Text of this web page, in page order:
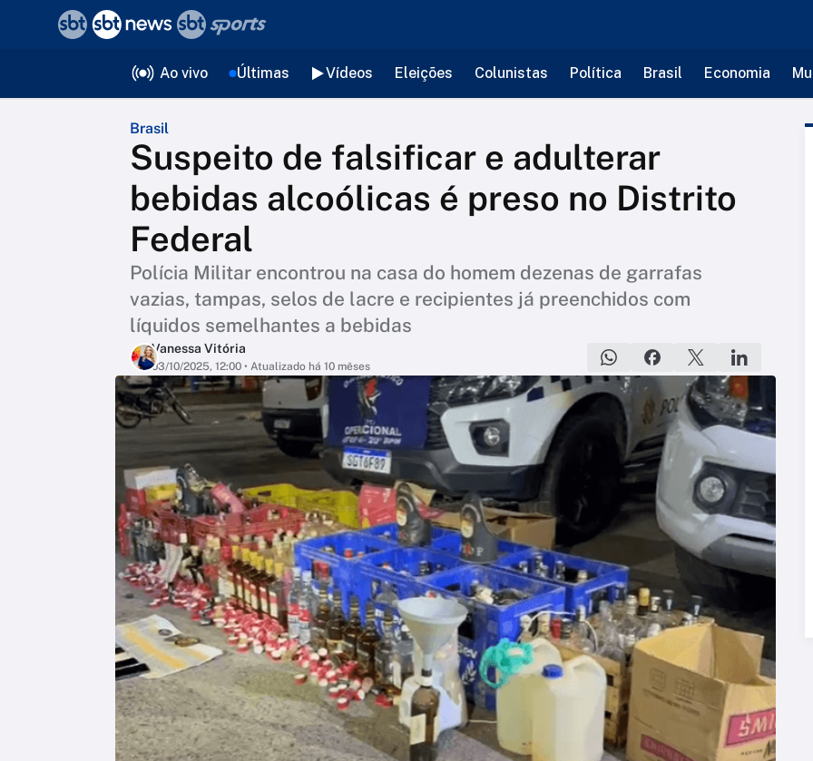
Ao vivo Últimas Vídeos Eleições Colunistas Política Brasil Economia
Brasil
Suspeito de falsificar e adulterar
bebidas alcoólicas é preso no Distrito
Federal
Polícia Militar encontrou na casa do homem dezenas de garrafas
vazias, tampas, selos de lacre e recipientes já preenchidos com
líquidos semelhantes a bebidas
Vanessa Vitória
03/10/2025, 12:00 • Atualizado há 10 mêses
voltar
Editorias